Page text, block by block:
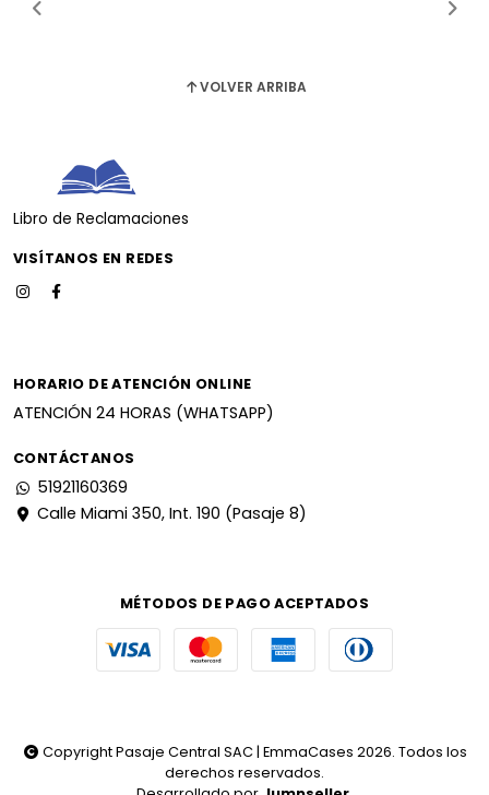
VOLVER ARRIBA
Libro de Reclamaciones
VISÍTANOS EN REDES
HORARIO DE ATENCIÓN ONLINE
ATENCIÓN 24 HORAS (WHATSAPP)
CONTÁCTANOS
51921160369
Calle Miami 350, Int. 190 (Pasaje 8)
MÉTODOS DE PAGO ACEPTADOS
Copyright Pasaje Central SAC | EmmaCases 2026. Todos los
derechos reservados.